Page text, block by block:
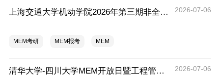
上海交通大学机动学院2026年第三期非全日制工程管理硕士（MEM）优才计划训练营报名正当时！ 2026-07-06
MEM考研 MEM报考 MEM
清华大学-四川大学MEM开放日暨工程管理硕士（MEM）招生专场通知 2026-07-06